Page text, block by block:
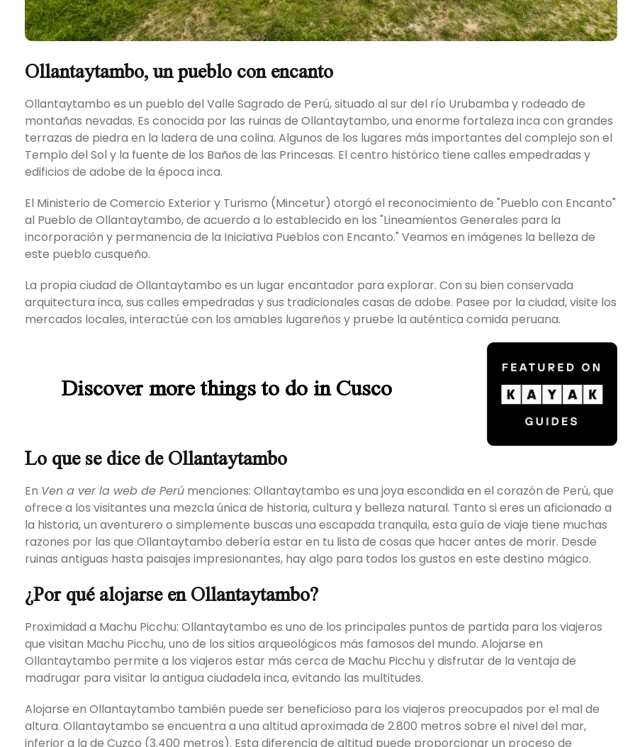
Ollantaytambo, un pueblo con encanto
Ollantaytambo es un pueblo del Valle Sagrado de Perú, situado al sur del río Urubamba y rodeado de
montañas nevadas. Es conocida por las ruinas de Ollantaytambo, una enorme fortaleza inca con grandes
terrazas de piedra en la ladera de una colina. Algunos de los lugares más importantes del complejo son el
Templo del Sol y la fuente de los Baños de las Princesas. El centro histórico tiene calles empedradas y
edificios de adobe de la época inca.
El Ministerio de Comercio Exterior y Turismo (Mincetur) otorgó el reconocimiento de "Pueblo con Encanto"
al Pueblo de Ollantaytambo, de acuerdo a lo establecido en los "Lineamientos Generales para la
incorporación y permanencia de la Iniciativa Pueblos con Encanto." Veamos en imágenes la belleza de
este pueblo cusqueño.
La propia ciudad de Ollantaytambo es un lugar encantador para explorar. Con su bien conservada
arquitectura inca, sus calles empedradas y sus tradicionales casas de adobe. Pasee por la ciudad, visite los
mercados locales, interactúe con los amables lugareños y pruebe la auténtica comida peruana.
Discover more things to do in Cusco
Lo que se dice de Ollantaytambo
En Ven a ver la web de Perú menciones: Ollantaytambo es una joya escondida en el corazón de Perú, que
ofrece a los visitantes una mezcla única de historia, cultura y belleza natural. Tanto si eres un aficionado a
la historia, un aventurero o simplemente buscas una escapada tranquila, esta guía de viaje tiene muchas
razones por las que Ollantaytambo debería estar en tu lista de cosas que hacer antes de morir. Desde
ruinas antiguas hasta paisajes impresionantes, hay algo para todos los gustos en este destino mágico.
¿Por qué alojarse en Ollantaytambo?
Proximidad a Machu Picchu: Ollantaytambo es uno de los principales puntos de partida para los viajeros
que visitan Machu Picchu, uno de los sitios arqueológicos más famosos del mundo. Alojarse en
Ollantaytambo permite a los viajeros estar más cerca de Machu Picchu y disfrutar de la ventaja de
madrugar para visitar la antigua ciudadela inca, evitando las multitudes.
Alojarse en Ollantaytambo también puede ser beneficioso para los viajeros preocupados por el mal de
altura. Ollantaytambo se encuentra a una altitud aproximada de 2.800 metros sobre el nivel del mar,
inferior a la de Cuzco (3.400 metros). Esta diferencia de altitud puede proporcionar un proceso de